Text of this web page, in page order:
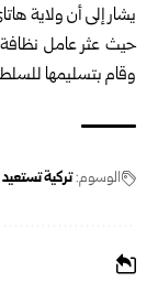
يشار إلى أن ولاية
حيث عثر عامل
وقام بتسليمها
الوسوم:تركية